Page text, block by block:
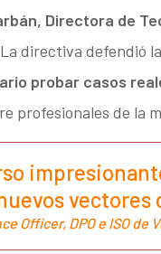
Directora de
directiva defendió
probar casos
profesionales de la
vectores
Officer, DPO e ISO de